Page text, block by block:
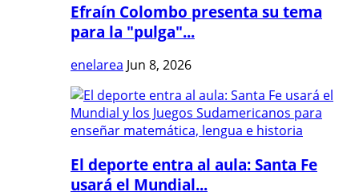
Efraín Colombo presenta su tema
para la "pulga"...
enelarea Jun 8, 2026
El deporte entra al aula: Santa Fe
usará el Mundial...